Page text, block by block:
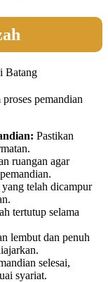
pemandian
Pastikan
ruangan agar
telah dicampur
tertutup selama
lembut dan penuh
selesai,
syariat.